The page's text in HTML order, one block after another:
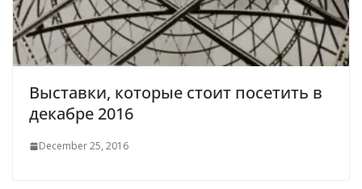
Выставки, которые стоит посетить в
декабре 2016
December 25, 2016